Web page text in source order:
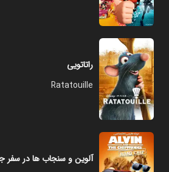
راتاتویی
Ratatouille
آلوین و سنجاب ها در سفر